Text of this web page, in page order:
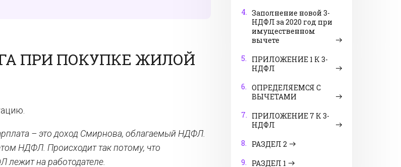
4. Заполнение новой 3-
НДФЛ за 2020 год при
имущественном
вычете
5.
ПРИЛОЖЕНИЕ 1 К 3-
НДФЛ
6. ОПРЕДЕЛЯЕМСЯ С
ВЫЧЕТАМИ
7. ПРИЛОЖЕНИЕ 7 К 3-
НДФЛ
8.
РАЗДЕЛ 2
9.
РАЗДЕЛ 1
ПРИ ПОКУПКЕ ЖИЛОЙ
– это доход Смирнова, облагаемый НДФЛ.
НДФЛ. Происходит так потому, что
лежит на работодателе.